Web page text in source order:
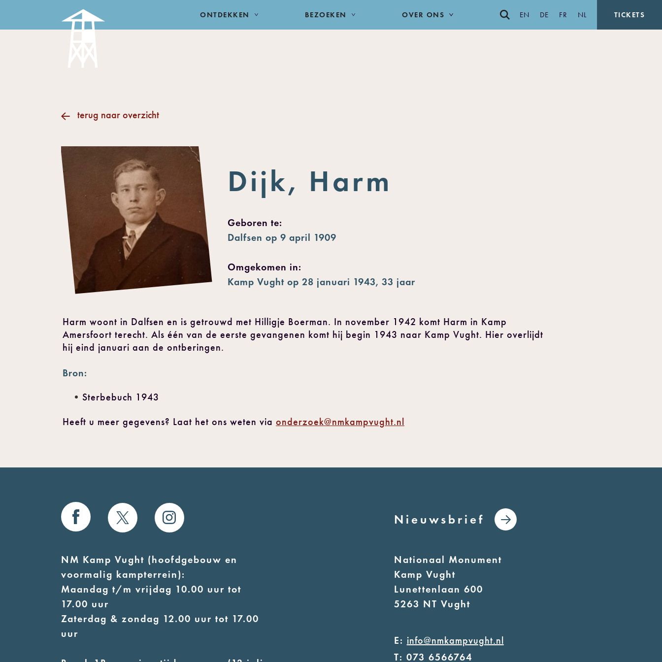
ONTDEKKEN BEZOEKEN OVER ONS EN DE FR NL TICKETS
terug naar overzicht
Dijk, Harm
Geboren te:
Dalfsen op 9 april 1909
Omgekomen in:
Kamp Vught op 28 januari 1943, 33 jaar
Harm woont in Dalfsen en is getrouwd met Hilligje Boerman. In november 1942 komt Harm in Kamp
Amersfoort terecht. Als één van de eerste gevangenen komt hij begin 1943 naar Kamp Vught. Hier overlijdt
hij eind januari aan de ontberingen.
Bron:
Sterbebuch 1943
Heeft u meer gegevens? Laat het ons weten via onderzoek@nmkampvught.nl
Nieuwsbrief
NM Kamp Vught (hoofdgebouw en
voormalig kampterrein):
Maandag t/m vrijdag 10.00 uur tot
17.00 uur
Zaterdag & zondag 12.00 uur tot 17.00
uur
Nationaal Monument
Kamp Vught
Lunettenlaan 600
5263 NT Vught
E: info@nmkampvught.nl
T: 073 6566764